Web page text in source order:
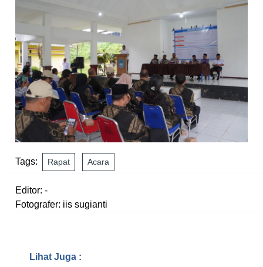
Tags: Rapat Acara
Editor: -
Fotografer: iis sugianti
Lihat Juga :